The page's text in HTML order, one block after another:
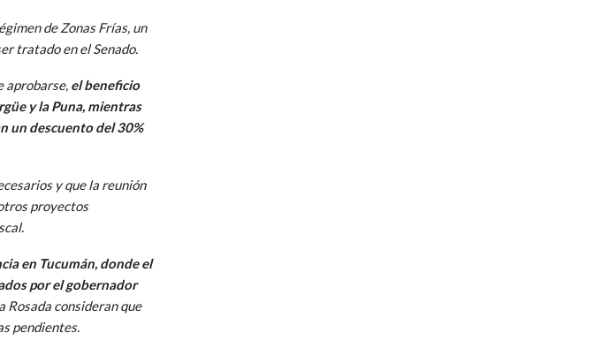
de Zonas Frías, un
tratado en el Senado.
aprobarse, el beneficio
y la Puna, mientras
un descuento del 30%
y que la reunión
proyectos
en Tucumán, donde el
por el gobernador
Rosada consideran que
pendientes.